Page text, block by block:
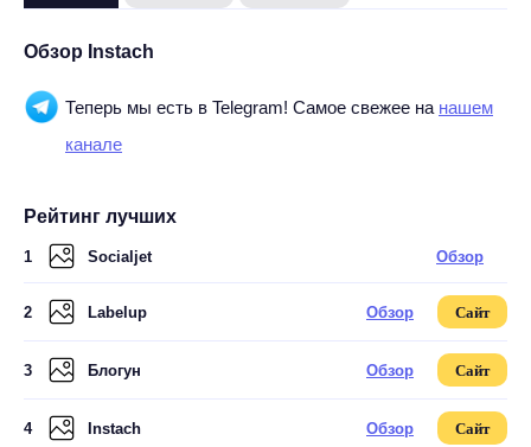
Обзор Instach
Теперь мы есть в Telegram! Самое свежее на нашем
канале
Рейтинг лучших
1 Socialjet Обзор
2 Labelup Обзор Сайт
3 Блогун Обзор Сайт
4 Instach Обзор Сайт